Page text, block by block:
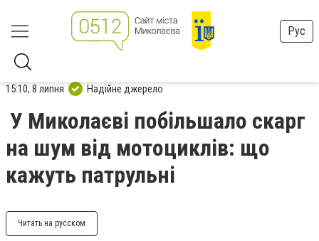
Рус
15:10, 8 липня Надійне джерело
У Миколаєві побільшало скарг
на шум від мотоциклів: що
кажуть патрульні
Читать на русском